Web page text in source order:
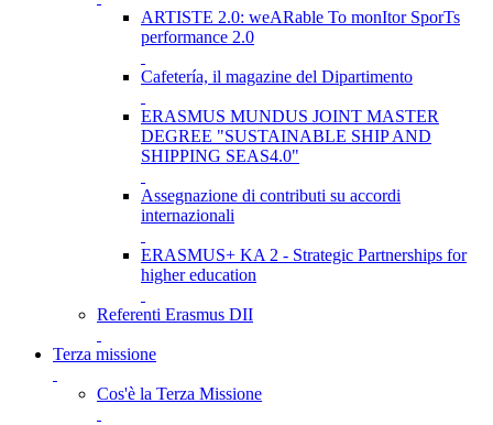
ARTISTE 2.0: weARable To monItor SporTs
performance 2.0
Cafetería, il magazine del Dipartimento
ERASMUS MUNDUS JOINT MASTER
DEGREE "SUSTAINABLE SHIP AND
SHIPPING SEAS4.0"
Assegnazione di contributi su accordi
internazionali
ERASMUS+ KA 2 - Strategic Partnerships for
higher education
Referenti Erasmus DII
Terza missione
Cos'è la Terza Missione